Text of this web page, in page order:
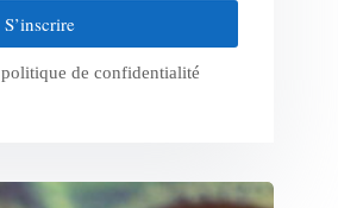
S’inscrire
politique de confidentialité